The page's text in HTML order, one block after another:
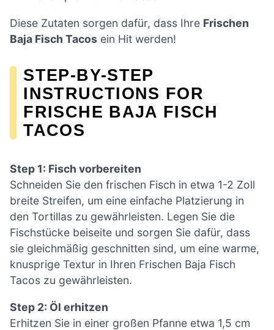
Diese Zutaten sorgen dafür, dass Ihre Frischen
Baja Fisch Tacos ein Hit werden!
STEP-BY-STEP
INSTRUCTIONS FOR
FRISCHE BAJA FISCH
TACOS
Step 1: Fisch vorbereiten
Schneiden Sie den frischen Fisch in etwa 1-2 Zoll
breite Streifen, um eine einfache Platzierung in
den Tortillas zu gewährleisten. Legen Sie die
Fischstücke beiseite und sorgen Sie dafür, dass
sie gleichmäßig geschnitten sind, um eine warme,
knusprige Textur in Ihren Frischen Baja Fisch
Tacos zu gewährleisten.
Step 2: Öl erhitzen
Erhitzen Sie in einer großen Pfanne etwa 1,5 cm